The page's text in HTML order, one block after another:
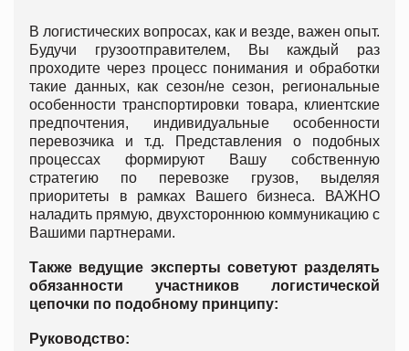
В логистических вопросах, как и везде, важен опыт.
Будучи грузоотправителем, Вы каждый раз
проходите через процесс понимания и обработки
такие данных, как сезон/не сезон, региональные
особенности транспортировки товара, клиентские
предпочтения, индивидуальные особенности
перевозчика и т.д. Представления о подобных
процессах формируют Вашу собственную
стратегию по перевозке грузов, выделяя
приоритеты в рамках Вашего бизнеса. ВАЖНО
наладить прямую, двухстороннюю коммуникацию с
Вашими партнерами.
Также ведущие эксперты советуют разделять
обязанности участников логистической
цепочки по подобному принципу:
Руководство: